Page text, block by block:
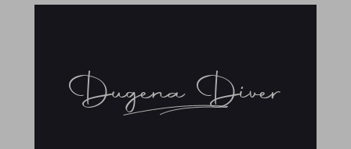
Dugena Diver